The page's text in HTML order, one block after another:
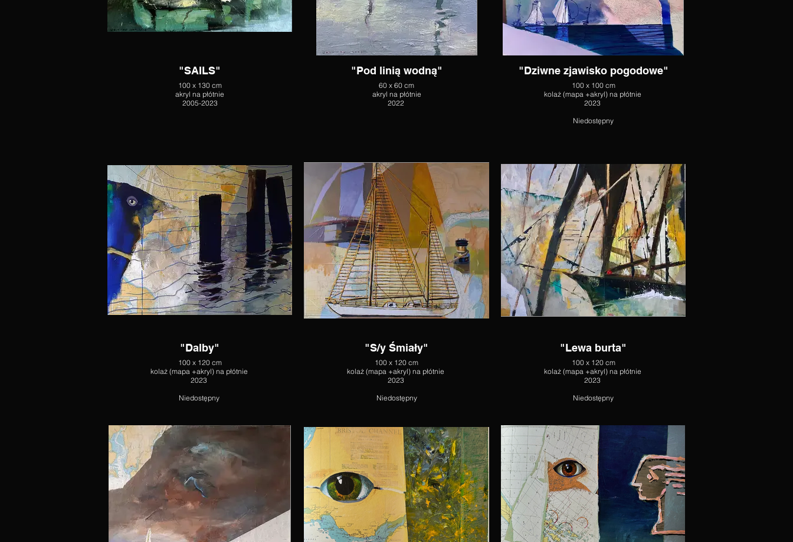
"SAILS"
100 x 130 cm
akryl na płótnie
2005-2023
"Pod linią wodną"
60 x 60 cm
akryl na płótnie
2022
"Dziwne zjawisko pogodowe"
100 x 100 cm
kolaż (mapa +akryl) na płótnie
2023
Niedostępny
"Dalby"
100 x 120 cm
kolaż (mapa +akryl) na płótnie
2023
Niedostępny
"S/y Śmiały"
100 x 120 cm
kolaż (mapa +akryl) na płótnie
2023
Niedostępny
"Lewa burta"
100 x 120 cm
kolaż (mapa +akryl) na płótnie
2023
Niedostępny